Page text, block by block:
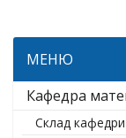
МЕНЮ
Кафедра
Склад кафедри